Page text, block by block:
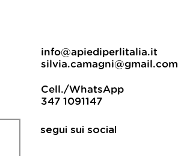
info@apiediperlitalia.it
silvia.camagni@gmail.com
Cell./WhatsApp
347 1091147
segui sui social